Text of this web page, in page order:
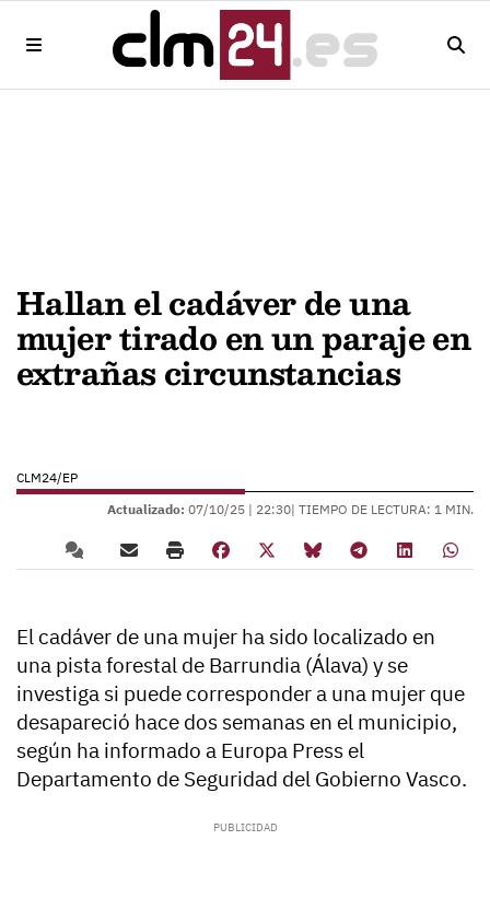
Hallan el cadáver de una
mujer tirado en un paraje en
extrañas circunstancias
CLM24/EP
Actualizado: 07/10/25 | 22:30| TIEMPO DE LECTURA: 1 MIN.
El cadáver de una mujer ha sido localizado en
una pista forestal de Barrundia (Álava) y se
investiga si puede corresponder a una mujer que
desapareció hace dos semanas en el municipio,
según ha informado a Europa Press el
Departamento de Seguridad del Gobierno Vasco.